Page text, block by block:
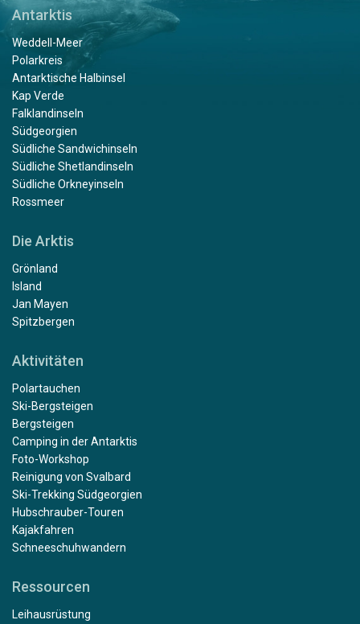
Antarktis
Weddell-Meer
Polarkreis
Antarktische Halbinsel
Kap Verde
Falklandinseln
Südgeorgien
Südliche Sandwichinseln
Südliche Shetlandinseln
Südliche Orkneyinseln
Rossmeer
Die Arktis
Grönland
Island
Jan Mayen
Spitzbergen
Aktivitäten
Polartauchen
Ski-Bergsteigen
Bergsteigen
Camping in der Antarktis
Foto-Workshop
Reinigung von Svalbard
Ski-Trekking Südgeorgien
Hubschrauber-Touren
Kajakfahren
Schneeschuhwandern
Ressourcen
Leihausrüstung